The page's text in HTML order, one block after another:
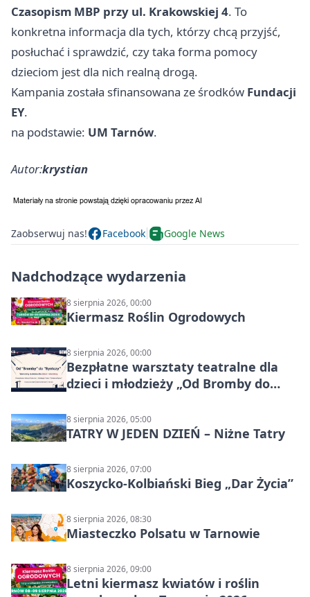
Czasopism MBP przy ul. Krakowskiej 4. To
konkretna informacja dla tych, którzy chcą przyjść,
posłuchać i sprawdzić, czy taka forma pomocy
dzieciom jest dla nich realną drogą.
Kampania została sfinansowana ze środków Fundacji
EY.
na podstawie: UM Tarnów.
Autor:krystian
Zaobserwuj nas! Facebook Google News
Nadchodzące wydarzenia
8 sierpnia 2026, 00:00
Kiermasz Roślin Ogrodowych
8 sierpnia 2026, 00:00
Bezpłatne warsztaty teatralne dla
dzieci i młodzieży „Od Bromby do
8 sierpnia 2026, 05:00
TATRY W JEDEN DZIEŃ – Niżne Tatry
8 sierpnia 2026, 07:00
Koszycko-Kolbiański Bieg „Dar Życia”
8 sierpnia 2026, 08:30
Miasteczko Polsatu w Tarnowie
8 sierpnia 2026, 09:00
Letni kiermasz kwiatów i roślin